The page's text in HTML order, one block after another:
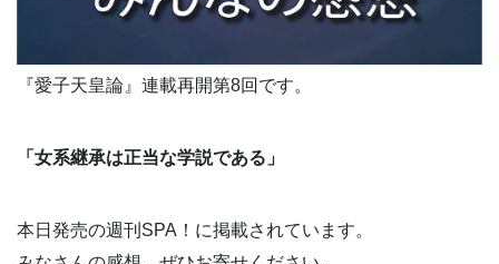
『愛子天皇論』連載再開第8回です。
「女系継承は正当な学説である」
本日発売の週刊SPA！に掲載されています。